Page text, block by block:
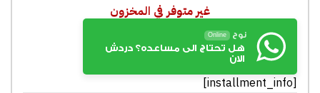
غير متوفر في المخزون
نوح Online
هل تحتاج الى مساعده؟ دردش
الان
[installment_info]